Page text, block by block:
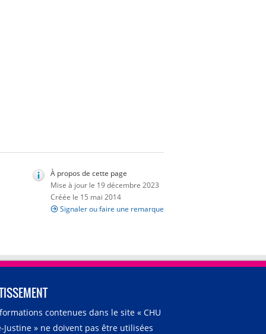
À propos de cette page
Mise à jour le 19 décembre 2023
Créée le 15 mai 2014
Signaler ou faire une remarque
contenues dans le site « CHU
Justine » ne doivent pas être utilisées